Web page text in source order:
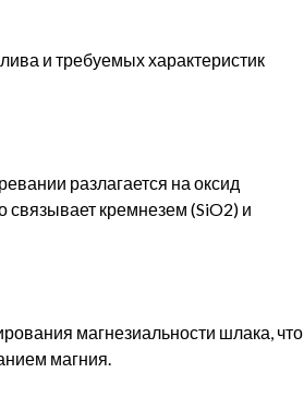
и требуемых характеристик
разлагается на оксид
связывает кремнезем (SiO2) и
магнезиальности шлака, что
магния.